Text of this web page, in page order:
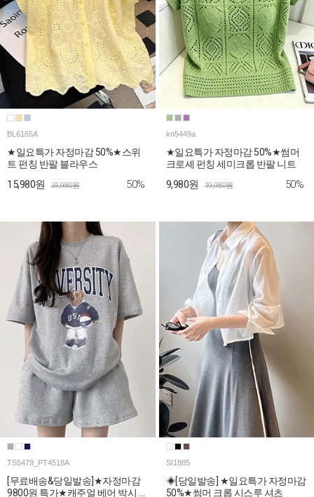
BL6165A
★일요특가 자정마감 50%★스위
트 펀칭 반팔 블라우스
15,980원 31,980원 50%
kn5449a
★일요특가 자정마감 50%★썸머
크로셰 펀칭 세미크롭 반팔 니트
9,980원 19,980원 50%
TS5479_PT4518A
[무료배송&당일발송]★자정마감
9800원 특가★캐주얼 베어 박시 티
SI1885
◈[당일발송] ★일요특가 자정마감
50%★썸머 크롭 시스루 셔츠